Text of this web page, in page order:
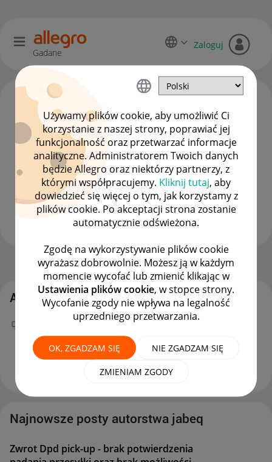
Używamy plików cookie, aby umożliwić Ci
korzystanie z naszej strony, poprawiać jej
funkcjonalność oraz przetwarzać informacje
analityczne. Administratorem Twoich danych
będzie Allegro oraz niektórzy partnerzy, z
którymi współpracujemy. Kliknij tutaj, aby
dowiedzieć się więcej o tym, jak korzystamy z
plików cookie. Po akceptacji strona zostanie
automatycznie odświeżona.
Zgodę na wykorzystywanie plików cookie
wyrażasz dobrowolnie. Możesz ją w każdym
momencie wycofać lub zmienić klikając w
Ustawienia plików cookie, w stopce strony.
Wycofanie zgody nie wpływa na legalność
uprzedniego przetwarzania.
OK, ZGADZAM SIĘ NIE ZGADZAM SIĘ
ZMIENIAM ZGODY
Gadane
Zaloguj
jabeq
#1 Nowicjusz
Strona Główna OPCJE
Aktywność jabeq
Twój nowy wpis
Zwrot Dpd pick-up - brak
potwierdzenia nadania przesyłki oraz brak
możliwości śledzenia
na forumAllegro Delivery
można już podziwiać :)‎03-06-2026
Najnowsze posty autorstwa jabeq
Zwrot Dpd pick-up - brak potwierdzenia